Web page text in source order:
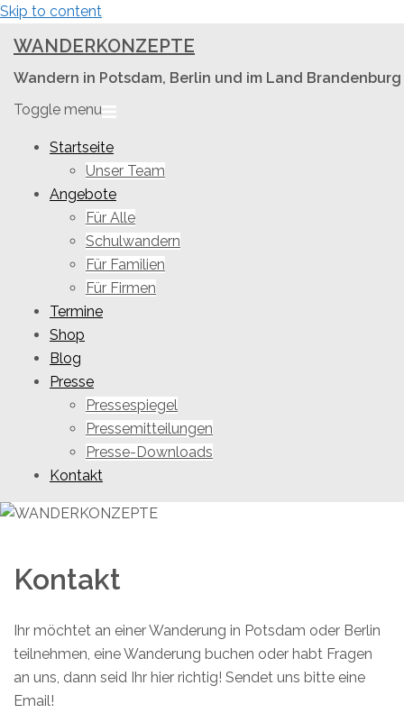
Skip to content
WANDERKONZEPTE
Wandern in Potsdam, Berlin und im Land Brandenburg
Toggle menu
Startseite
Unser Team
Angebote
Für Alle
Schulwandern
Für Familien
Für Firmen
Termine
Shop
Blog
Presse
Pressespiegel
Pressemitteilungen
Presse-Downloads
Kontakt
Kontakt
Ihr möchtet an einer Wanderung in Potsdam oder Berlin
teilnehmen, eine Wanderung buchen oder habt Fragen
an uns, dann seid Ihr hier richtig! Sendet uns bitte eine
Email!